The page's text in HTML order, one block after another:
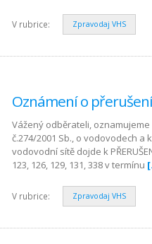
V rubrice: Zpravodaj VHS
Oznámení o
Vážený odběrateli,
č.274/2001 Sb., o vodovodech
vodovodní sítě dojde k
123, 126, 129, 131, 338 v termínu
V rubrice: Zpravodaj VHS